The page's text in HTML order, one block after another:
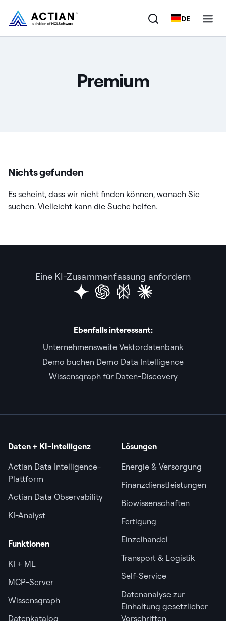
DE
Premium
Nichts gefunden
Es scheint, dass wir nicht finden können, wonach Sie
suchen. Vielleicht kann die Suche helfen.
Eine KI-Zusammenfassung anfordern
Ebenfalls interessant:
Unternehmensweite Vektordatenbank
Demo buchen Demo Data Intelligence
Wissensgraph für Daten-Discovery
Daten + KI-Intelligenz
Actian Data Intelligence-
Plattform
Actian Data Observability
KI-Analyst
Funktionen
KI + ML
MCP-Server
Wissensgraph
Datenkatalog
Lösungen
Energie & Versorgung
Finanzdienstleistungen
Biowissenschaften
Fertigung
Einzelhandel
Transport & Logistik
Self-Service
Datenanalyse zur
Einhaltung gesetzlicher
Vorschriften